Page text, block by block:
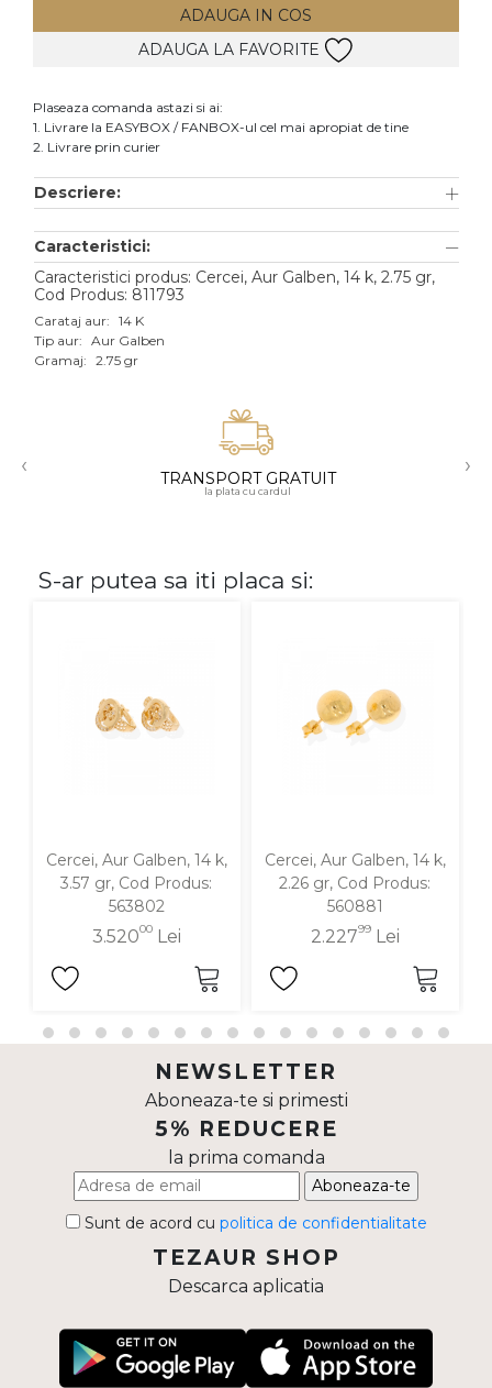
Accesorii
Aur alb
Aur roz
Aur mixt
18K
ADAUGA IN COS
ADAUGA LA FAVORITE
Plaseaza comanda astazi si ai:
1. Livrare la EASYBOX / FANBOX-ul cel mai apropiat de tine
2. Livrare prin curier
Descriere:
Caracteristici:
Caracteristici produs: Cercei, Aur Galben, 14 k, 2.75 gr,
Cod Produs: 811793
Carataj aur: 14 K
Tip aur: Aur Galben
Gramaj: 2.75 gr
‹ TRANSPORT GRATUIT
la plata cu cardul
›
S-ar putea sa iti placa si:
Cercei, Aur Galben, 14 k,
3.57 gr, Cod Produs:
563802
3.52000Lei
Cercei, Aur Galben, 14 k,
2.26 gr, Cod Produs:
560881
2.22799Lei
NEWSLETTER
Aboneaza-te si primesti
5% REDUCERE
la prima comanda
Aboneaza-te
Sunt de acord cu politica de confidentialitate
TEZAUR SHOP
Descarca aplicatia